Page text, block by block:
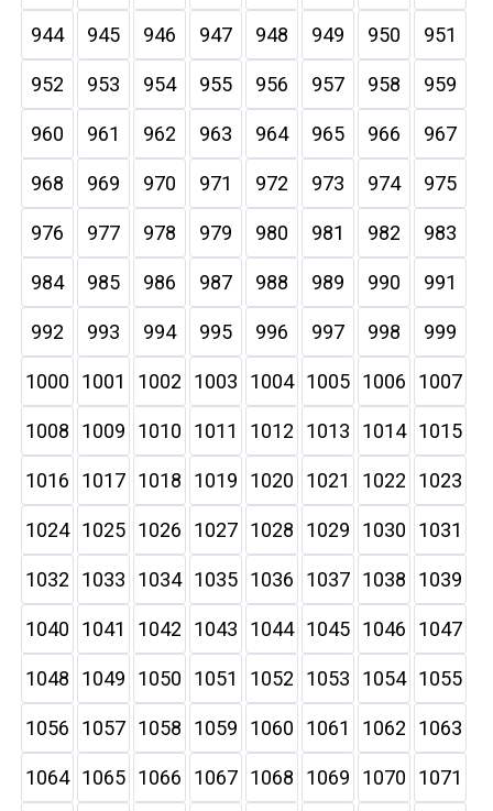
944 945 946 947 948 949 950 951
952 953 954 955 956 957 958 959
960 961 962 963 964 965 966 967
968 969 970 971 972 973 974 975
976 977 978 979 980 981 982 983
984 985 986 987 988 989 990 991
992 993 994 995 996 997 998 999
1000 1001 1002 1003 1004 1005 1006 1007
1008 1009 1010 1011 1012 1013 1014 1015
1016 1017 1018 1019 1020 1021 1022 1023
1024 1025 1026 1027 1028 1029 1030 1031
1032 1033 1034 1035 1036 1037 1038 1039
1040 1041 1042 1043 1044 1045 1046 1047
1048 1049 1050 1051 1052 1053 1054 1055
1056 1057 1058 1059 1060 1061 1062 1063
1064 1065 1066 1067 1068 1069 1070 1071